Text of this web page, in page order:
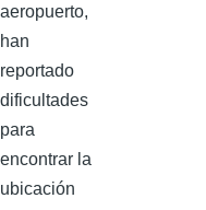
aeropuerto,
han
reportado
dificultades
para
encontrar la
ubicación